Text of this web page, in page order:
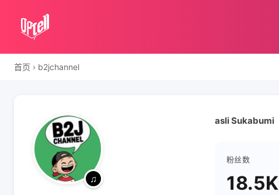
首页 › b2jchannel
asli Sukabumi
粉丝数
18.5K